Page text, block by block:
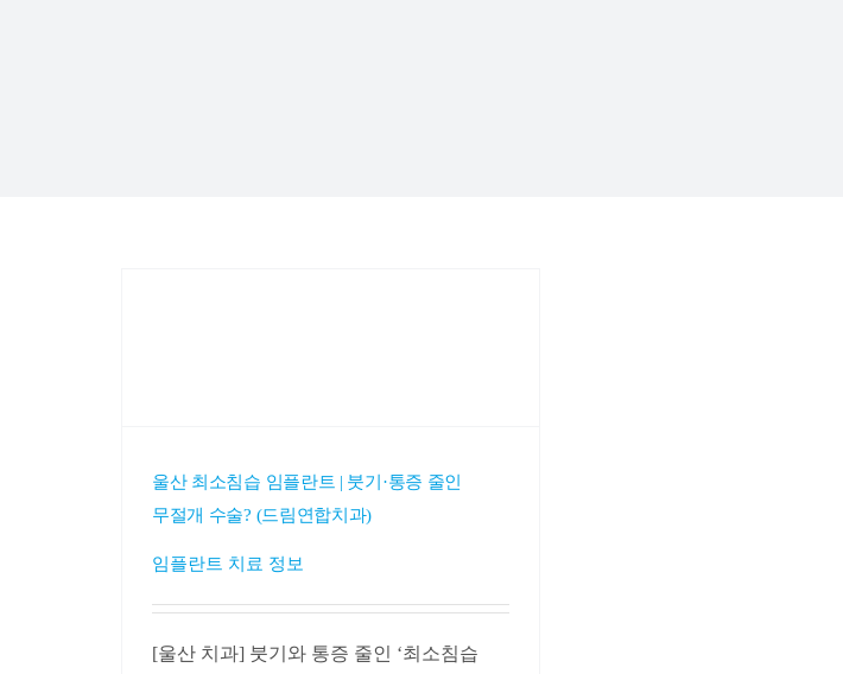
울산 최소침습 임플란트 | 붓기·통증 줄인
무절개 수술? (드림연합치과)
임플란트 치료 정보
[울산 치과] 붓기와 통증 줄인 ‘최소침습